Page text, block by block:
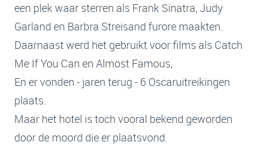
een plek waar sterren als Frank Sinatra, Judy
Garland en Barbra Streisand furore maakten.
Daarnaast werd het gebruikt voor films als Catch
Me If You Can en Almost Famous,
En er vonden - jaren terug - 6 Oscaruitreikingen
plaats.
Maar het hotel is toch vooral bekend geworden
door de moord die er plaatsvond.